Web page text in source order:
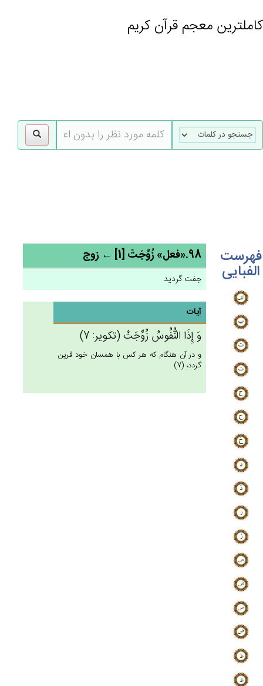
کاملترین معجم قرآن کریم
فهرست
الفبایی
98.«فعل» زُوِّجَت‌ْ [1] ← زوج
جفت گردید
آیات
وَ إِذَا النُّفُوس‌ُ زُوِّجَت‌ْ (تكوير: 7)
و در آن هنگام كه هر كس با همسان خود قرين
گردد، (7)